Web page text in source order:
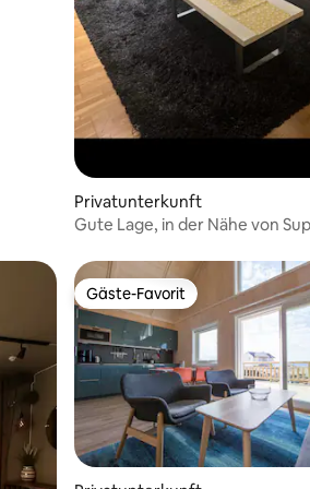
Privatunterkunft
Gute Lage, in der Nähe von
Gäste-Favorit
Gäste-Favorit